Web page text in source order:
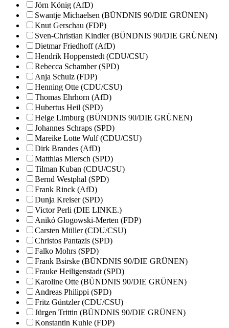
Jörn König (AfD)
Swantje Michaelsen (BÜNDNIS 90/DIE GRÜNEN)
Knut Gerschau (FDP)
Sven-Christian Kindler (BÜNDNIS 90/DIE GRÜNEN)
Dietmar Friedhoff (AfD)
Hendrik Hoppenstedt (CDU/CSU)
Rebecca Schamber (SPD)
Anja Schulz (FDP)
Henning Otte (CDU/CSU)
Thomas Ehrhorn (AfD)
Hubertus Heil (SPD)
Helge Limburg (BÜNDNIS 90/DIE GRÜNEN)
Johannes Schraps (SPD)
Mareike Lotte Wulf (CDU/CSU)
Dirk Brandes (AfD)
Matthias Miersch (SPD)
Tilman Kuban (CDU/CSU)
Bernd Westphal (SPD)
Frank Rinck (AfD)
Dunja Kreiser (SPD)
Victor Perli (DIE LINKE.)
Anikó Glogowski-Merten (FDP)
Carsten Müller (CDU/CSU)
Christos Pantazis (SPD)
Falko Mohrs (SPD)
Frank Bsirske (BÜNDNIS 90/DIE GRÜNEN)
Frauke Heiligenstadt (SPD)
Karoline Otte (BÜNDNIS 90/DIE GRÜNEN)
Andreas Philippi (SPD)
Fritz Güntzler (CDU/CSU)
Jürgen Trittin (BÜNDNIS 90/DIE GRÜNEN)
Konstantin Kuhle (FDP)